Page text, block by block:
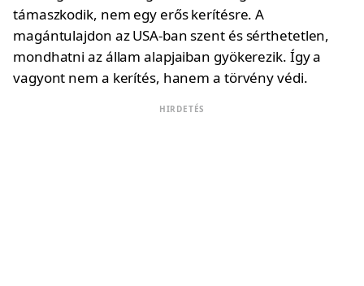
támaszkodik, nem egy erős kerítésre. A
magántulajdon az USA-ban szent és sérthetetlen,
mondhatni az állam alapjaiban gyökerezik. Így a
vagyont nem a kerítés, hanem a törvény védi.
HIRDETÉS